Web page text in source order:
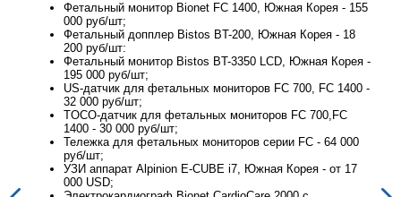
Фетальный монитор Bionet FC 1400, Южная Корея - 155
000 руб/шт;
Фетальный допплер Bistos BT-200, Южная Корея - 18
200 руб/шт:
Фетальный монитор Bistos BT-3350 LCD, Южная Корея -
195 000 руб/шт;
US-датчик для фетальных мониторов FC 700, FC 1400 -
32 000 руб/шт;
TOCO-датчик для фетальных мониторов FC 700,FC
1400 - 30 000 руб/шт;
Тележка для фетальных мониторов серии FC - 64 000
руб/шт;
УЗИ аппарат Alpinion E-CUBE i7, Южная Корея - от 17
000 USD;